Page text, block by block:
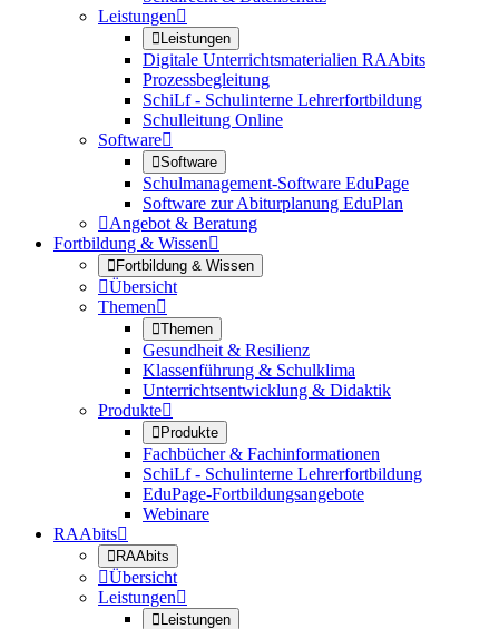
Leistungen
Leistungen
Digitale Unterrichtsmaterialien RAAbits
Prozessbegleitung
SchiLf - Schulinterne Lehrerfortbildung
Schulleitung Online
Software
Software
Schulmanagement-Software EduPage
Software zur Abiturplanung EduPlan
Angebot & Beratung
Fortbildung & Wissen
Fortbildung & Wissen
Übersicht
Themen
Themen
Gesundheit & Resilienz
Klassenführung & Schulklima
Unterrichtsentwicklung & Didaktik
Produkte
Produkte
Fachbücher & Fachinformationen
SchiLf - Schulinterne Lehrerfortbildung
EduPage-Fortbildungsangebote
Webinare
RAAbits
RAAbits
Übersicht
Leistungen
Leistungen